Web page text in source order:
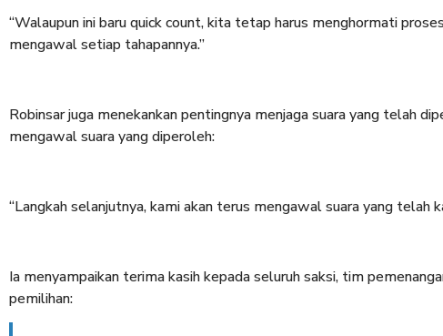
“Walaupun ini baru quick count, kita tetap harus menghormati
mengawal setiap tahapannya.”
Robinsar juga menekankan pentingnya menjaga suara yang telah
mengawal suara yang diperoleh:
“Langkah selanjutnya, kami akan terus mengawal suara yang telah
Ia menyampaikan terima kasih kepada seluruh saksi, tim
pemilihan: